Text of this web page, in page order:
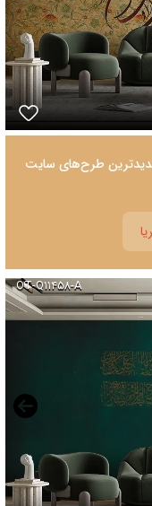
جدیدترین طرح‌های سایت
OT-Q۱۱۴۵۸-A